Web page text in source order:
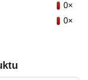
0×
0×